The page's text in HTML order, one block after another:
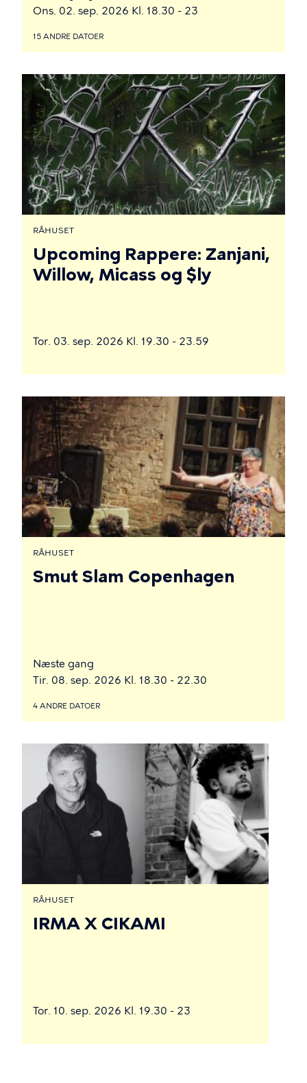
Ons. 02. sep. 2026 Kl. 18.30 - 23
15 ANDRE DATOER
RÅHUSET
Upcoming Rappere: Zanjani,
Willow, Micass og $ly
Tor. 03. sep. 2026 Kl. 19.30 - 23.59
RÅHUSET
Smut Slam Copenhagen
Næste gang
Tir. 08. sep. 2026 Kl. 18.30 - 22.30
4 ANDRE DATOER
RÅHUSET
IRMA X CIKAMI
Tor. 10. sep. 2026 Kl. 19.30 - 23